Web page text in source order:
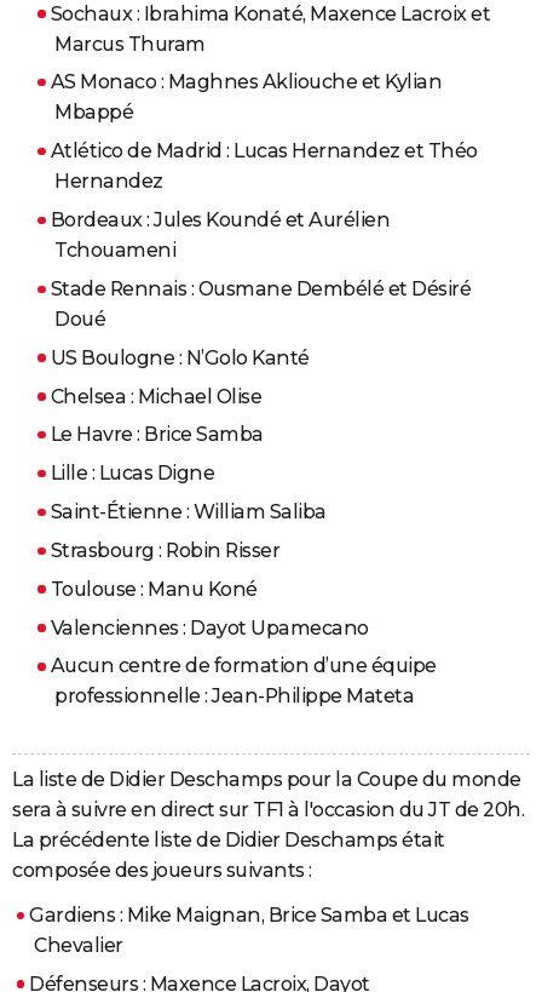
Sochaux : Ibrahima Konaté, Maxence Lacroix et
Marcus Thuram
AS Monaco : Maghnes Akliouche et Kylian
Mbappé
Atlético de Madrid : Lucas Hernandez et Théo
Hernandez
Bordeaux : Jules Koundé et Aurélien
Tchouameni
Stade Rennais : Ousmane Dembélé et Désiré
Doué
US Boulogne : N’Golo Kanté
Chelsea : Michael Olise
Le Havre : Brice Samba
Lille : Lucas Digne
Saint-Étienne : William Saliba
Strasbourg : Robin Risser
Toulouse : Manu Koné
Valenciennes : Dayot Upamecano
Aucun centre de formation d’une équipe
professionnelle : Jean-Philippe Mateta
La liste de Didier Deschamps pour la Coupe du monde
sera à suivre en direct sur TF1 à l'occasion du JT de 20h.
La précédente liste de Didier Deschamps était
composée des joueurs suivants :
Gardiens : Mike Maignan, Brice Samba et Lucas
Chevalier
Défenseurs : Maxence Lacroix, Dayot